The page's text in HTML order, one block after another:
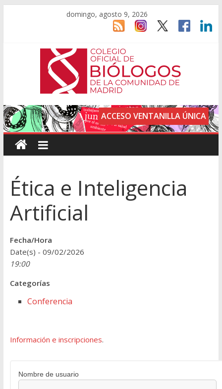
domingo, agosto 9, 2026
ACCESO VENTANILLA ÚNICA
Ética e Inteligencia
Artificial
Fecha/Hora
Date(s) - 09/02/2026
19:00
Categorías
Conferencia
Información e inscripciones.
Nombre de usuario